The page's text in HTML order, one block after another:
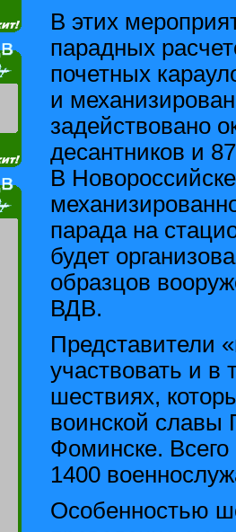
В этих
парадных
почетных
и
задействовано
десантников и
В
парада на
будет
образцов
ВДВ.
Представители
участвовать и в
шествиях,
воинской славы
Фоминске. Всего
1400
Особенностью